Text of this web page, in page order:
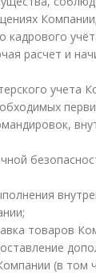
Компании;
кадрового
расчет и
учета
товаров
(в том